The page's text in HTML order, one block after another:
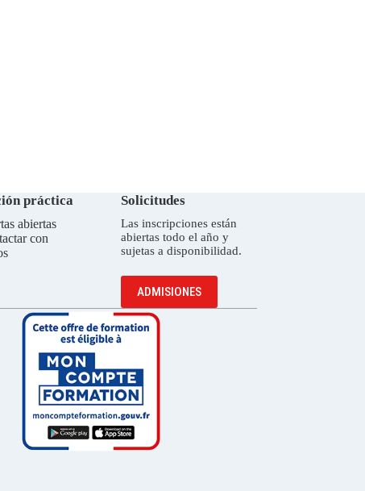
práctica
abiertas
con
Solicitudes
Las inscripciones están
abiertas todo el año y
sujetas a disponibilidad.
ADMISIONES